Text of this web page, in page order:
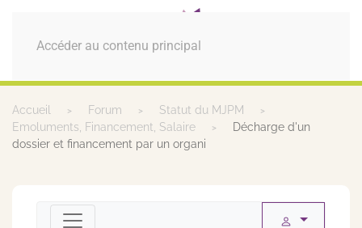
Accéder au contenu principal
MENU
Accueil Forum
Statut du MJPM
Emoluments, Financement, Salaire
Décharge d'un
dossier et financement par un organi